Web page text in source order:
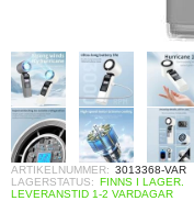
ARTIKELNUMMER: 3013368-VAR
LAGERSTATUS: FINNS I LAGER.
LEVERANSTID 1-2 VARDAGAR